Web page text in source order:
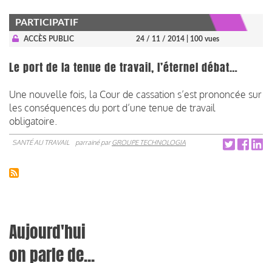
PARTICIPATIF
ACCÈS PUBLIC 24 / 11 / 2014 | 100 vues
Le port de la tenue de travail, l’éternel débat…
Une nouvelle fois, la Cour de cassation s’est prononcée sur
les conséquences du port d’une tenue de travail
obligatoire.
SANTÉ AU TRAVAIL parrainé parGROUPE TECHNOLOGIA
Aujourd'hui
on parle de...